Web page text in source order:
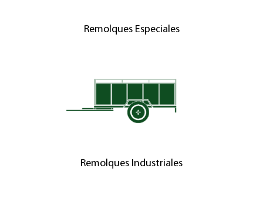
Remolques Especiales
Remolques Industriales